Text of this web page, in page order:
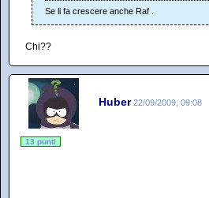
Se li fa crescere anche Raf .
Chi??
Huber 22/09/2009, 09:08
13 punti